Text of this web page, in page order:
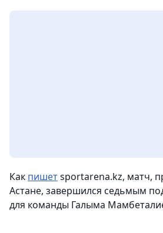
Как пишетsportarena.kz, матч,
Астане, завершился седьмым
для команды Галыма